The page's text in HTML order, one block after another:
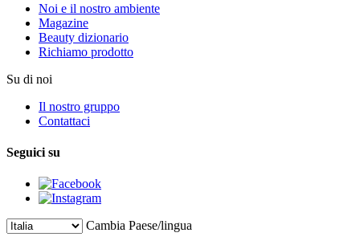
Noi e il nostro ambiente
Magazine
Beauty dizionario
Richiamo prodotto
Su di noi
Il nostro gruppo
Contattaci
Seguici su
Cambia Paese/lingua